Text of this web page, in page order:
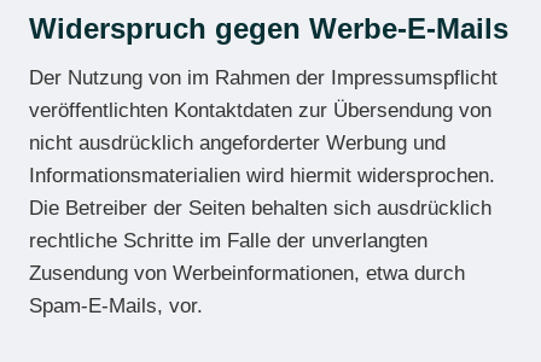
Widerspruch gegen Werbe-E-Mails
Der Nutzung von im Rahmen der Impressumspflicht
veröffentlichten Kontaktdaten zur Übersendung von
nicht ausdrücklich angeforderter Werbung und
Informationsmaterialien wird hiermit widersprochen.
Die Betreiber der Seiten behalten sich ausdrücklich
rechtliche Schritte im Falle der unverlangten
Zusendung von Werbeinformationen, etwa durch
Spam-E-Mails, vor.